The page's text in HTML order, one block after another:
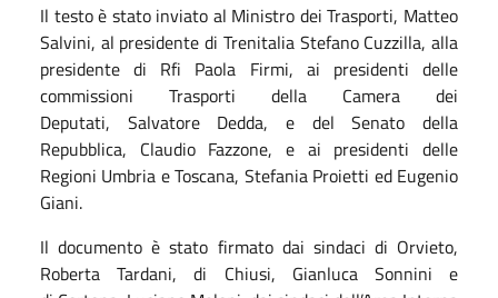
Il testo è stato inviato al Ministro dei Trasporti, Matteo
Salvini, al presidente di Trenitalia Stefano Cuzzilla, alla
presidente di Rfi Paola Firmi, ai presidenti delle
commissioni Trasporti della Camera dei
Deputati, Salvatore Dedda, e del Senato della
Repubblica, Claudio Fazzone, e ai presidenti delle
Regioni Umbria e Toscana, Stefania Proietti ed Eugenio
Giani.
Il documento è stato firmato dai sindaci di Orvieto,
Roberta Tardani, di Chiusi, Gianluca Sonnini e